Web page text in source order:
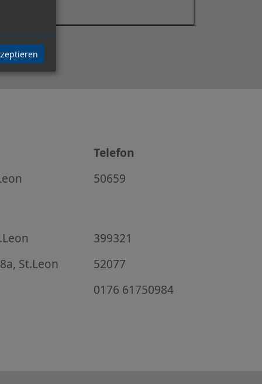
Telefon
50659
399321
St.Leon
52077
0176 61750984